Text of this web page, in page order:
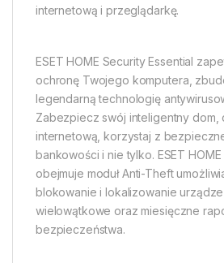
internetową i przeglądarkę.
ESET HOME Security Essential
ochronę Twojego komputera,
legendarną technologię
Zabezpiecz swój inteligentny dom,
internetową, korzystaj z
bankowości i nie tylko. ESET
obejmuje moduł Anti-Theft
blokowanie i lokalizowanie
wielowątkowe oraz miesięczne
bezpieczeństwa.